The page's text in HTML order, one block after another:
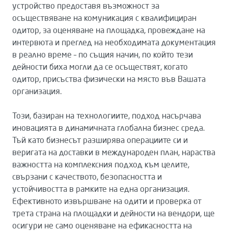
устройство предоставя възможност за
осъществяване на комуникация с квалифициран
одитор, за оценяване на площадка, провеждане на
интервюта и преглед на необходимата документация
в реално време – по същия начин, по който тези
дейности биха могли да се осъществят, когато
одитор, присъства физически на място във Вашата
организация.
Този, базиран на технологиите, подход насърчава
иновацията в динамичната глобална бизнес среда.
Тъй като бизнесът разширява операциите си и
веригата на доставки в международен план, нараства
важността на комплексния подход към целите,
свързани с качеството, безопасността и
устойчивостта в рамките на една организация.
Ефективното извършване на одити и проверка от
трета страна на площадки и дейности на вендори, ще
осигури не само оценяване на ефикасността на